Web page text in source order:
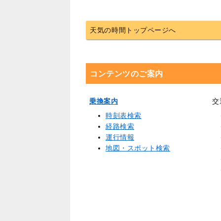
天気の時間トップページへ
コンテンツのご案内
乗換案内
時刻表検索
経路検索
運行情報
地図・スポット検索
交